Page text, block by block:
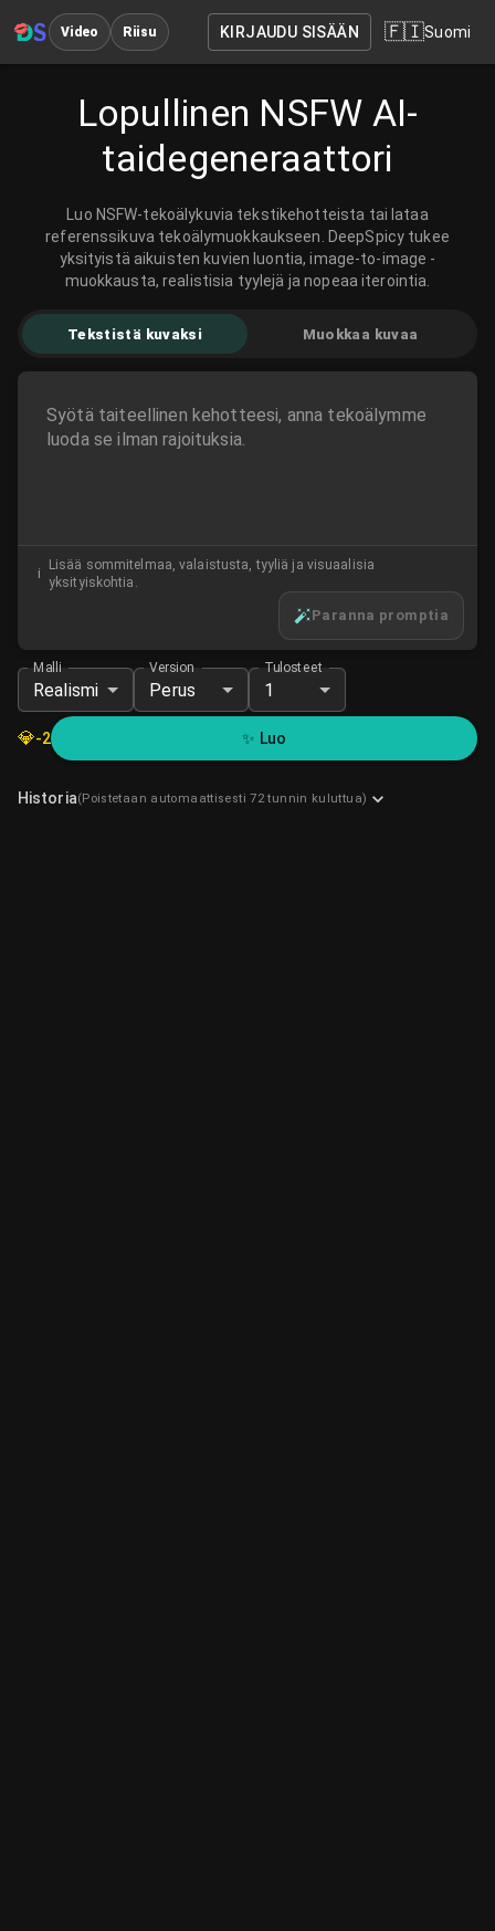
Video Riisu KIRJAUDU SISÄÄN 🇫🇮Suomi
Lopullinen NSFW AI-
taidegeneraattori
Luo NSFW-tekoälykuvia tekstikehotteista tai lataa
referenssikuva tekoälymuokkaukseen. DeepSpicy tukee
yksityistä aikuisten kuvien luontia, image-to-image -
muokkausta, realistisia tyylejä ja nopeaa iterointia.
Tekstistä kuvaksi Muokkaa kuvaa
i
Lisää sommitelmaa, valaistusta, tyyliä ja visuaalisia
yksityiskohtia.
Paranna promptia
Malli
Realismi
Version
Perus
Tulosteet
1
💎-2 ✨ Luo
Historia(Poistetaan automaattisesti 72 tunnin kuluttua)